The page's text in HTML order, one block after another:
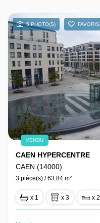
5 PHOTO(S) FAVORIS
VENDU
CAEN HYPERCENTRE
CAEN (14000)
3 pièce(s) / 63.84 m²
x 1 x 3 x 2